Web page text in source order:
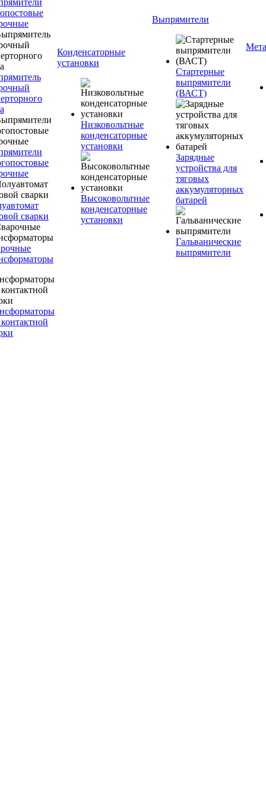
сварки
Конденсаторные
установки
Низковольтные
конденсаторные
установки
Высоковольтные
конденсаторные
установки
Выпрямители
Стартерные
выпрямители
(ВАСТ)
Зарядные
устройства для
тяговых
аккумуляторных
батарей
Гальванические
выпрямители